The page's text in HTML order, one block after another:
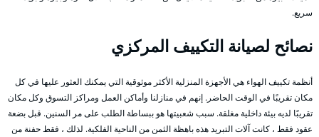
سريع.
نصائح لصيانة التكييف المركزي
أنظمة تكييف الهواء هي الأجهزة المنزلية الأكثر موثوقية التي يمكنك العثور عليها في كل
مكان تقريبًا في الوقت الحاضر. إنهم في منازلنا وأماكن العمل ومراكز التسوق وكل مكان
تقريبًا لديه بيئة داخلية مغلقة. سبب شعبيتها هو ببساطة الطلب على مر السنين. قبل بضعة
عقود فقط ، كانت آلات التبريد هذه باهظة الثمن من الناحية الفلكية. لذلك ، فقط حفنة من